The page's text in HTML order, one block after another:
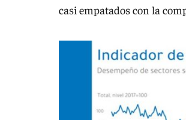
casi empatados con la